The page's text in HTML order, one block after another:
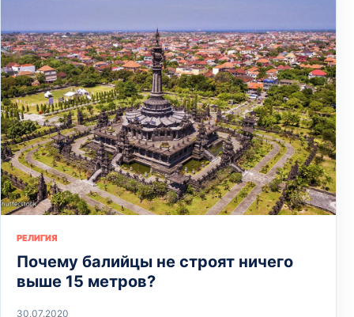
РЕЛИГИЯ
Почему балийцы не строят ничего
выше 15 метров?
30.07.2020